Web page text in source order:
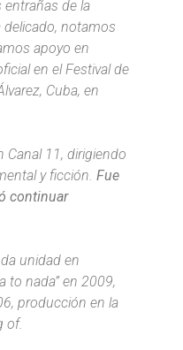
entrañas de la
notamos
apoyo en
en el Festival de
Cuba, en
Canal 11, dirigiendo
y ficción. Fue
continuar
unidad en
to nada” en 2009,
producción en la
of.